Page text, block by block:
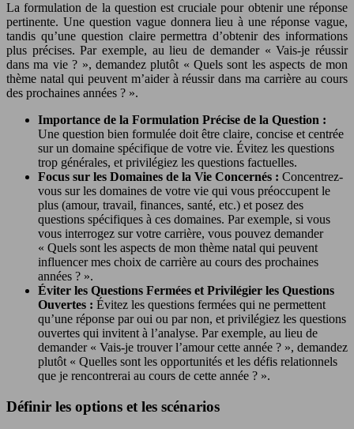
La formulation de la question est cruciale pour obtenir une réponse
pertinente. Une question vague donnera lieu à une réponse vague,
tandis qu’une question claire permettra d’obtenir des informations
plus précises. Par exemple, au lieu de demander « Vais-je réussir
dans ma vie ? », demandez plutôt « Quels sont les aspects de mon
thème natal qui peuvent m’aider à réussir dans ma carrière au cours
des prochaines années ? ».
Importance de la Formulation Précise de la Question :
Une question bien formulée doit être claire, concise et centrée
sur un domaine spécifique de votre vie. Évitez les questions
trop générales, et privilégiez les questions factuelles.
Focus sur les Domaines de la Vie Concernés : Concentrez-
vous sur les domaines de votre vie qui vous préoccupent le
plus (amour, travail, finances, santé, etc.) et posez des
questions spécifiques à ces domaines. Par exemple, si vous
vous interrogez sur votre carrière, vous pouvez demander
« Quels sont les aspects de mon thème natal qui peuvent
influencer mes choix de carrière au cours des prochaines
années ? ».
Éviter les Questions Fermées et Privilégier les Questions
Ouvertes : Évitez les questions fermées qui ne permettent
qu’une réponse par oui ou par non, et privilégiez les questions
ouvertes qui invitent à l’analyse. Par exemple, au lieu de
demander « Vais-je trouver l’amour cette année ? », demandez
plutôt « Quelles sont les opportunités et les défis relationnels
que je rencontrerai au cours de cette année ? ».
Définir les options et les scénarios